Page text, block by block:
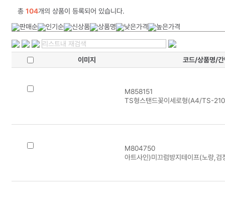
총 104개의 상품이 등록되어 있습니다.
이미지 코드/상품명/간
M858151
TS형스탠드꽂이세로형(A4/TS-
M804750
아트사인)미끄럼방지테이프(노랑,